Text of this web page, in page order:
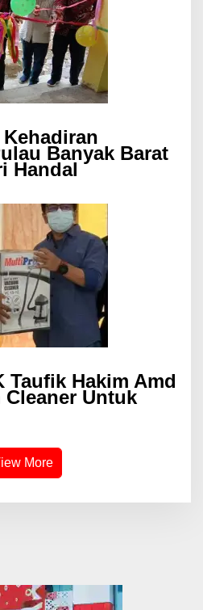
Banyak Barat
Handal
Taufik Hakim Amd
Untuk
More